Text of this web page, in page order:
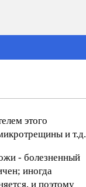
этого
и т.д.
- болезненный
иногда
и поэтому